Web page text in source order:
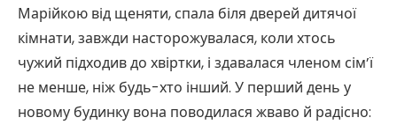
Марійкою від щеняти, спала біля дверей дитячої
кімнати, завжди насторожувалася, коли хтось
чужий підходив до хвіртки, і здавалася членом сім’ї
не менше, ніж будь-хто інший. У перший день у
новому будинку вона поводилася жваво й радісно: